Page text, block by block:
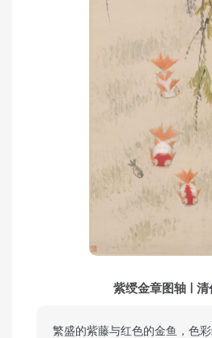
紫绶金章图轴 |
繁盛的紫藤与红色的金鱼，色